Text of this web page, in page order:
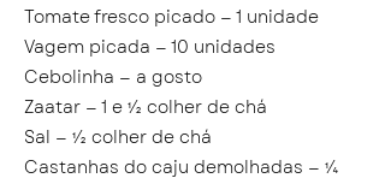
Tomate fresco picado — 1 unidade
Vagem picada — 10 unidades
Cebolinha — a gosto
Zaatar — 1 e ½ colher de chá
Sal — ½ colher de chá
Castanhas do caju demolhadas — ¼